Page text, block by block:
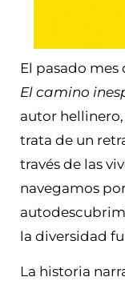
El pasado
El camino
autor
trata de un
través de las
navegamos
la diversidad
La historia